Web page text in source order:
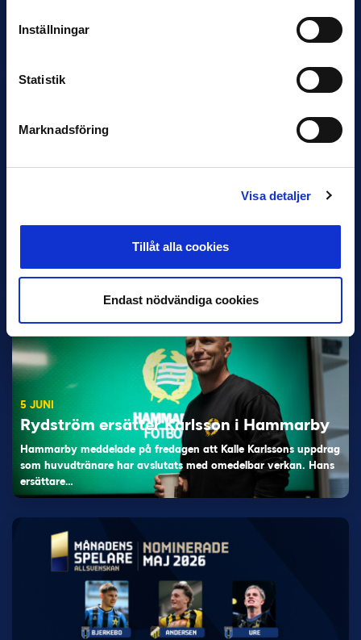
Inställningar
Statistik
Marknadsföring
Visa detaljer
Tillåt alla cookies
Endast nödvändiga cookies
Dennis Hadžikadunić — Malmö FF / Trelleborg FF
Elfenbenskusten…
5 JUNI
Rydström ersätter Karlsson i Hammarby
Hammarby meddelade på fredagen att Kalle Karlssons uppdrag
som huvudtränare har avslutats med omedelbar verkan. Hans
ersättare…